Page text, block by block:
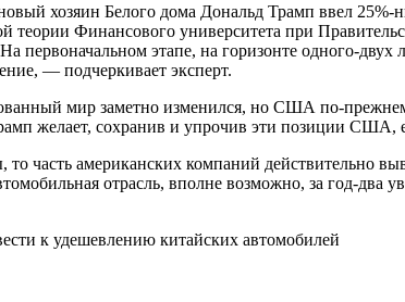
хозяин Белого дома Дональд Трамп ввел
теории Финансового университета при
первоначальном этапе, на горизонте одного-
— подчеркивает эксперт.
мир заметно изменился, но США по-
желает, сохранив и упрочив эти позиции США,
часть американских компаний действительно
отрасль, вполне возможно, за год-два